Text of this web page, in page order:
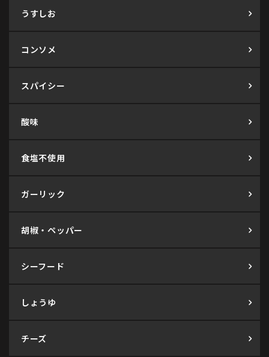
うすしお
コンソメ
スパイシー
酸味
食塩不使用
ガーリック
胡椒・ペッパー
シーフード
しょうゆ
チーズ